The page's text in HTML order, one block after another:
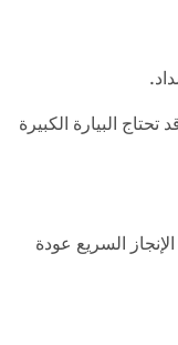
تحتاج البيارة الكبيرة
السريع عودة